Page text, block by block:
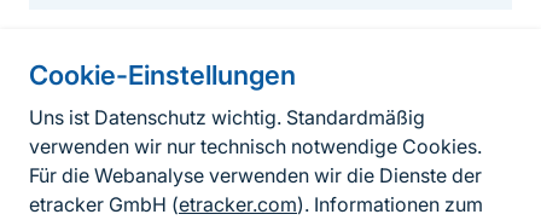
Cookie-Einstellungen
Uns ist Datenschutz wichtig. Standardmäßig
verwenden wir nur technisch notwendige Cookies.
Für die Webanalyse verwenden wir die Dienste der
etracker GmbH (etracker.com). Informationen zum
Informationen zur Seite
FußzeileKontakt zum BfN
Kontaktformular